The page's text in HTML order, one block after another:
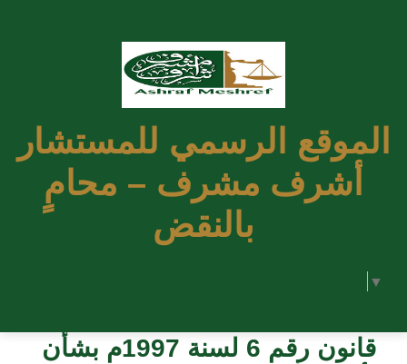
الموقع الرسمي للمستشار
أشرف مشرف – محامٍ
بالنقض
▼
قانون رقم 6 لسنة 1997م بشأن